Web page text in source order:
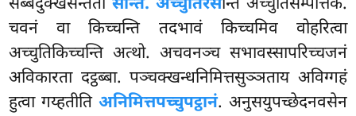
सब्बदुक्खसन्ततासन्ति. अच्चुतिरसन्ति अच्चुतिसम्पत्तिकं.
चवनं वा किच्चन्ति तदभावं किच्चमिव वोहरित्वा
अच्चुतिकिच्चन्ति अत्थो. अचवनञ्च सभावस्सापरिच्चजनं
अविकारता दट्ठब्बा. पञ्चक्खन्धनिमित्तसुञ्ञताय अविग्गहं
हुत्वा गय्हतीति अनिमित्तपच्चुपट्ठानं. अनुसयुपच्छेदनवसेन